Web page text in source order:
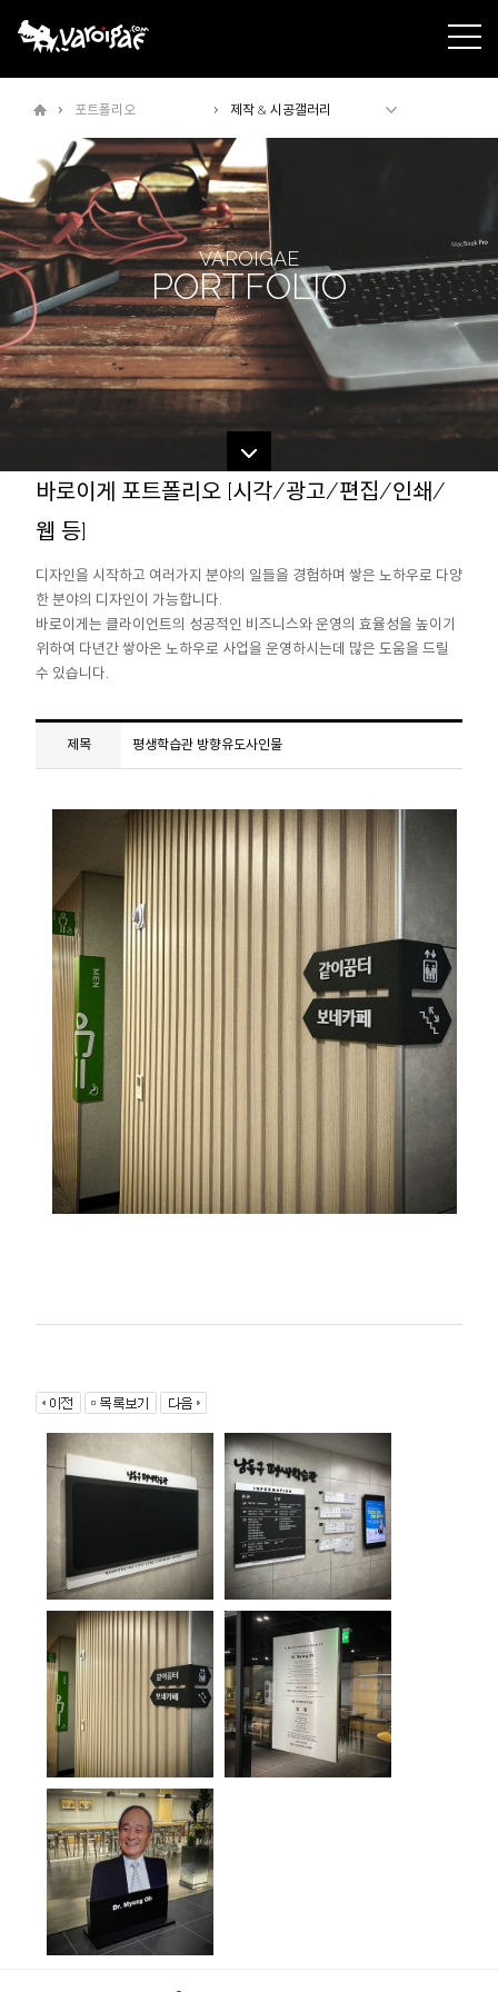
포트폴리오 제작 & 시공갤러리
VAROIGAE
PORTFOLIO
바로이게 포트폴리오 [시각/광고/편집/인쇄/
웹 등]
디자인을 시작하고 여러가지 분야의 일들을 경험하며 쌓은 노하우로 다양
한 분야의 디자인이 가능합니다.
바로이게는 클라이언트의 성공적인 비즈니스와 운영의 효율성을 높이기
위하여 다년간 쌓아온 노하우로 사업을 운영하시는데 많은 도움을 드릴
수 있습니다.
제목 평생학습관 방향유도사인물